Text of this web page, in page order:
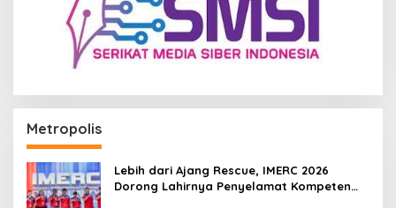
Metropolis
Lebih dari Ajang Rescue, IMERC 2026
Dorong Lahirnya Penyelamat Kompeten